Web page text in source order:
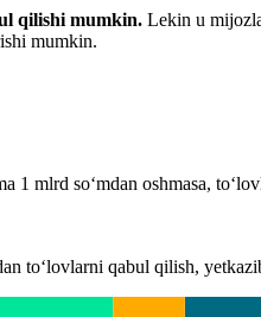
qilishi mumkin. Lekin u
mumkin.
1 mlrd so‘mdan oshmasa,
to‘lovlarni qabul qilish,